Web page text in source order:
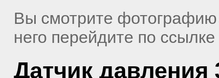
Вы смотрите
него перейдите по ссылке
Датчик давления